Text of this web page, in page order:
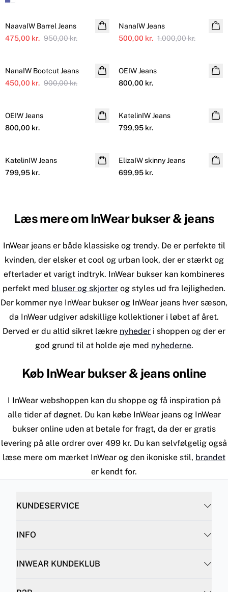
SALE
NaavaIW Barrel Jeans
475,00 kr. 950,00 kr.
NanaIW Jeans
500,00 kr. 1.000,00 kr.
NanaIW Bootcut Jeans
450,00 kr. 900,00 kr.
Online Exclusive
OEIW Jeans
800,00 kr.
Online Exclusive
OEIW Jeans
800,00 kr.
KatelinIW Jeans
799,95 kr.
KatelinIW Jeans
799,95 kr.
ElizaIW skinny Jeans
699,95 kr.
Læs mere om InWear bukser & jeans
InWear jeans er både klassiske og trendy. De er perfekte til
kvinden, der elsker et cool og urban look, der er stærkt og
efterlader et varigt indtryk. InWear bukser kan kombineres
perfekt med bluser og skjorter og styles ud fra lejligheden.
Der kommer nye InWear bukser og InWear jeans hver sæson,
da InWear udgiver adskillige kollektioner i løbet af året.
Derved er du altid sikret lækre nyheder i shoppen og der er
god grund til at holde øje med nyhederne.
Køb InWear bukser & jeans online
I InWear webshoppen kan du shoppe og få inspiration på
alle tider af døgnet. Du kan købe InWear jeans og InWear
bukser online uden at betale for fragt, da der er gratis
levering på alle ordrer over 499 kr. Du kan selvfølgelig også
læse mere om mærket InWear og den ikoniske stil, brandet
er kendt for.
KUNDESERVICE
INFO
INWEAR KUNDEKLUB